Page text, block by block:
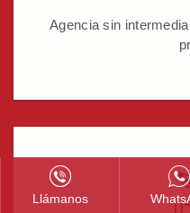
Agencia sin
Llámanos